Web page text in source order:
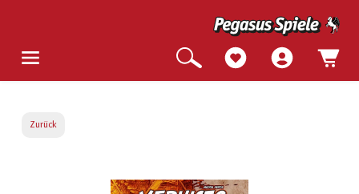
Zurück
Bildergalerie überspringen